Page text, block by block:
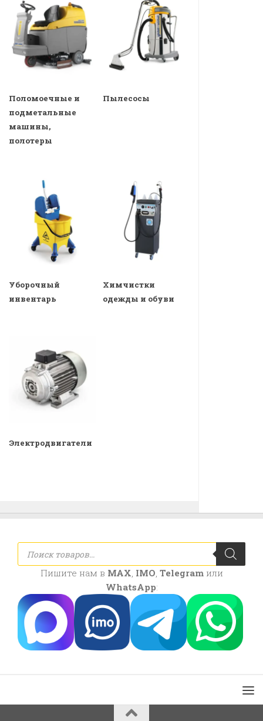
Поломоечные и
подметальные
машины,
полотеры
Пылесосы
Уборочный
инвентарь
Химчистки
одежды и обуви
Электродвигатели
Поиск
товаров
Пишите нам в MAX, IMO, Telegramили
WhatsApp: